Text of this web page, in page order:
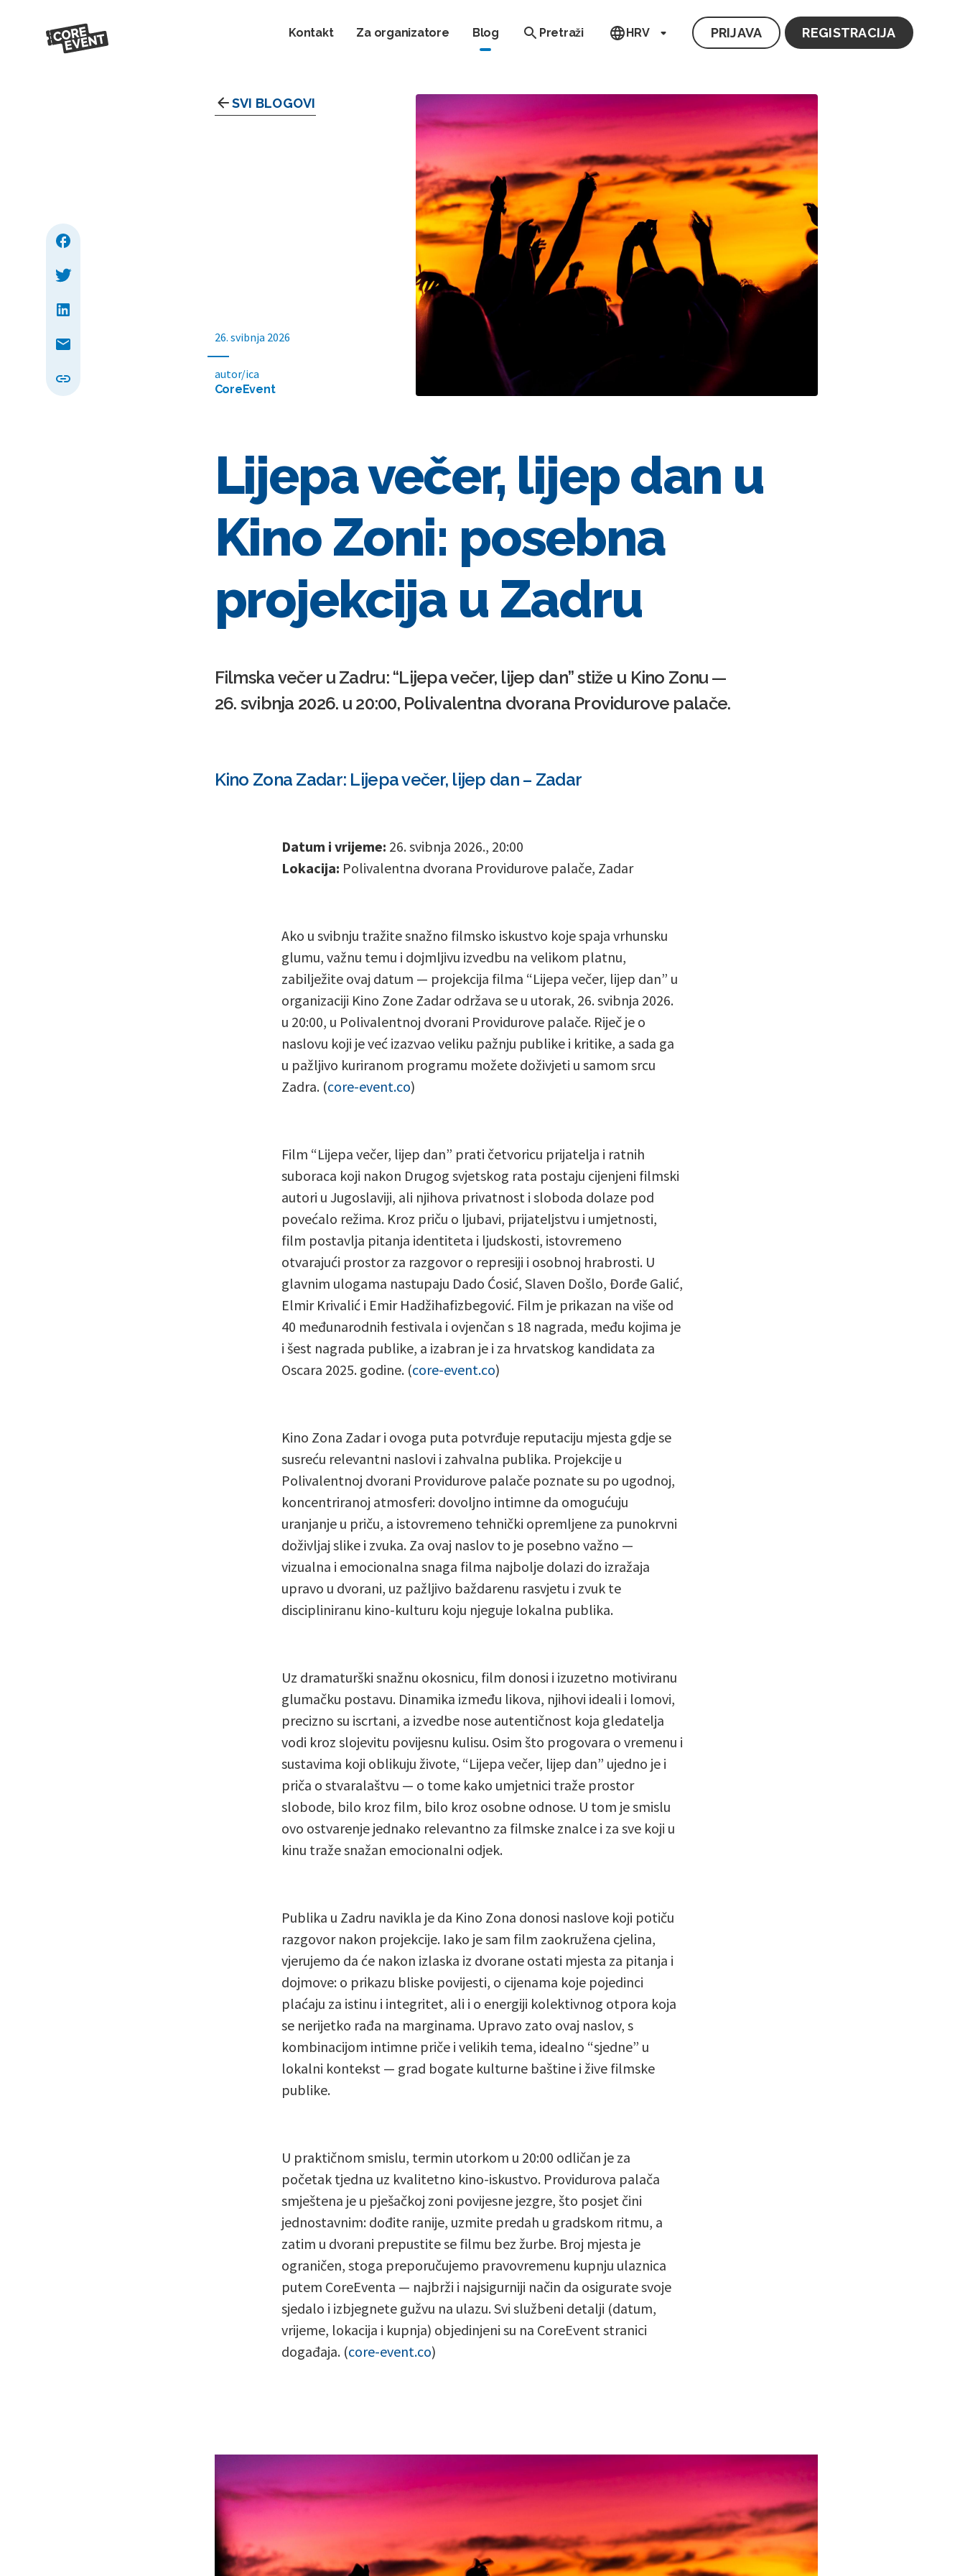
Kontakt Za organizatore Blog Pretraži HRV PRIJAVA REGISTRACIJA
SVI BLOGOVI
26. svibnja 2026
autor/ica
CoreEvent
Lijepa večer, lijep dan u
Kino Zoni: posebna
projekcija u Zadru
Filmska večer u Zadru: “Lijepa večer, lijep dan” stiže u Kino Zonu —
26. svibnja 2026. u 20:00, Polivalentna dvorana Providurove palače.
Kino Zona Zadar: Lijepa večer, lijep dan – Zadar
Datum i vrijeme: 26. svibnja 2026., 20:00
Lokacija: Polivalentna dvorana Providurove palače, Zadar
Ako u svibnju tražite snažno filmsko iskustvo koje spaja vrhunsku
glumu, važnu temu i dojmljivu izvedbu na velikom platnu,
zabilježite ovaj datum — projekcija filma “Lijepa večer, lijep dan” u
organizaciji Kino Zone Zadar održava se u utorak, 26. svibnja 2026.
u 20:00, u Polivalentnoj dvorani Providurove palače. Riječ je o
naslovu koji je već izazvao veliku pažnju publike i kritike, a sada ga
u pažljivo kuriranom programu možete doživjeti u samom srcu
Zadra. (core-event.co)
Film “Lijepa večer, lijep dan” prati četvoricu prijatelja i ratnih
suboraca koji nakon Drugog svjetskog rata postaju cijenjeni filmski
autori u Jugoslaviji, ali njihova privatnost i sloboda dolaze pod
povećalo režima. Kroz priču o ljubavi, prijateljstvu i umjetnosti,
film postavlja pitanja identiteta i ljudskosti, istovremeno
otvarajući prostor za razgovor o represiji i osobnoj hrabrosti. U
glavnim ulogama nastupaju Dado Ćosić, Slaven Došlo, Đorđe Galić,
Elmir Krivalić i Emir Hadžihafizbegović. Film je prikazan na više od
40 međunarodnih festivala i ovjenčan s 18 nagrada, među kojima je
i šest nagrada publike, a izabran je i za hrvatskog kandidata za
Oscara 2025. godine. (core-event.co)
Kino Zona Zadar i ovoga puta potvrđuje reputaciju mjesta gdje se
susreću relevantni naslovi i zahvalna publika. Projekcije u
Polivalentnoj dvorani Providurove palače poznate su po ugodnoj,
koncentriranoj atmosferi: dovoljno intimne da omogućuju
uranjanje u priču, a istovremeno tehnički opremljene za punokrvni
doživljaj slike i zvuka. Za ovaj naslov to je posebno važno —
vizualna i emocionalna snaga filma najbolje dolazi do izražaja
upravo u dvorani, uz pažljivo baždarenu rasvjetu i zvuk te
discipliniranu kino-kulturu koju njeguje lokalna publika.
Uz dramaturški snažnu okosnicu, film donosi i izuzetno motiviranu
glumačku postavu. Dinamika između likova, njihovi ideali i lomovi,
precizno su iscrtani, a izvedbe nose autentičnost koja gledatelja
vodi kroz slojevitu povijesnu kulisu. Osim što progovara o vremenu i
sustavima koji oblikuju živote, “Lijepa večer, lijep dan” ujedno je i
priča o stvaralaštvu — o tome kako umjetnici traže prostor
slobode, bilo kroz film, bilo kroz osobne odnose. U tom je smislu
ovo ostvarenje jednako relevantno za filmske znalce i za sve koji u
kinu traže snažan emocionalni odjek.
Publika u Zadru navikla je da Kino Zona donosi naslove koji potiču
razgovor nakon projekcije. Iako je sam film zaokružena cjelina,
vjerujemo da će nakon izlaska iz dvorane ostati mjesta za pitanja i
dojmove: o prikazu bliske povijesti, o cijenama koje pojedinci
plaćaju za istinu i integritet, ali i o energiji kolektivnog otpora koja
se nerijetko rađa na marginama. Upravo zato ovaj naslov, s
kombinacijom intimne priče i velikih tema, idealno “sjedne” u
lokalni kontekst — grad bogate kulturne baštine i žive filmske
publike.
U praktičnom smislu, termin utorkom u 20:00 odličan je za
početak tjedna uz kvalitetno kino-iskustvo. Providurova palača
smještena je u pješačkoj zoni povijesne jezgre, što posjet čini
jednostavnim: dođite ranije, uzmite predah u gradskom ritmu, a
zatim u dvorani prepustite se filmu bez žurbe. Broj mjesta je
ograničen, stoga preporučujemo pravovremenu kupnju ulaznica
putem CoreEventa — najbrži i najsigurniji način da osigurate svoje
sjedalo i izbjegnete gužvu na ulazu. Svi službeni detalji (datum,
vrijeme, lokacija i kupnja) objedinjeni su na CoreEvent stranici
događaja. (core-event.co)